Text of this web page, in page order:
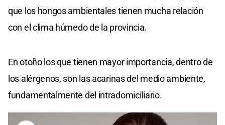
que los hongos ambientales tienen mucha relación
con el clima húmedo de la provincia.
En otoño los que tienen mayor importancia, dentro de
los alérgenos, son las acarinas del medio ambiente,
fundamentalmente del intradomiciliario.